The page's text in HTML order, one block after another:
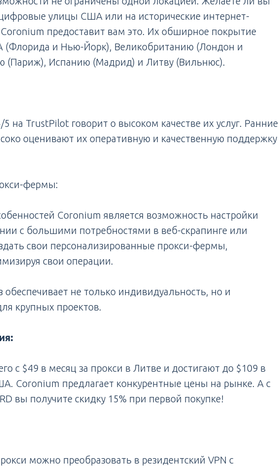
улицы США или на исторические интернет-
предоставит вам это. Их обширное покрытие
(Флорида и Нью-Йорк), Великобританию (Лондон и
Испанию (Мадрид) и Литву (Вильнюс).
на TrustPilot говорит о высоком качестве их услуг. Ранние
оценивают их оперативную и качественную поддержку
фермы:
Coronium является возможность настройки
с большими потребностями в веб-скрапинге или
свои персонализированные прокси-фермы,
свои операции.
обеспечивает не только индивидуальность, но и
крупных проектов.
с $49 в месяц за прокси в Литве и достигают до $109 в
Coronium предлагает конкурентные цены на рынке. А с
вы получите скидку 15% при первой покупке!
можно преобразовать в резидентский VPN с